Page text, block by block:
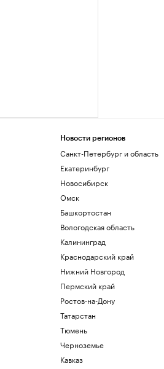
Новости регионов
Санкт-Петербург и область
Екатеринбург
Новосибирск
Омск
Башкортостан
Вологодская область
Калининград
Краснодарский край
Нижний Новгород
Пермский край
Ростов-на-Дону
Татарстан
Тюмень
Черноземье
Кавказ